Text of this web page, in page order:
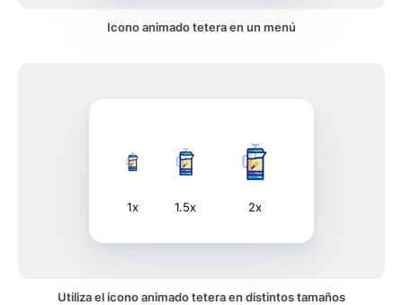
Icono animado tetera en un menú
1x 1.5x 2x
Utiliza el icono animado tetera en distintos tamaños